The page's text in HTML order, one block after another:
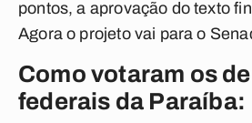
pontos, a aprovação do texto
Agora o projeto vai para o
Como votaram os
federais da Paraíba: